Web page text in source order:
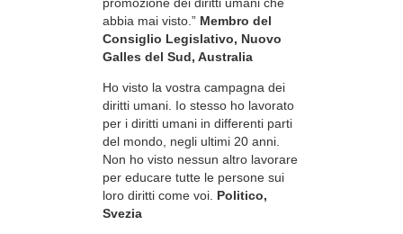
abbia mai visto.” Membro del
Consiglio Legislativo, Nuovo
Galles del Sud, Australia
Ho visto la vostra campagna dei
diritti umani. Io stesso ho lavorato
per i diritti umani in differenti parti
del mondo, negli ultimi 20 anni.
Non ho visto nessun altro lavorare
per educare tutte le persone sui
loro diritti come voi. Politico,
Svezia